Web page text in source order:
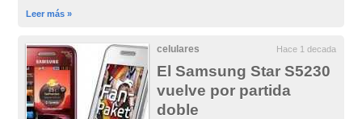
Leer más »
celulares Hace 1 decada
El Samsung Star S5230
vuelve por partida
doble